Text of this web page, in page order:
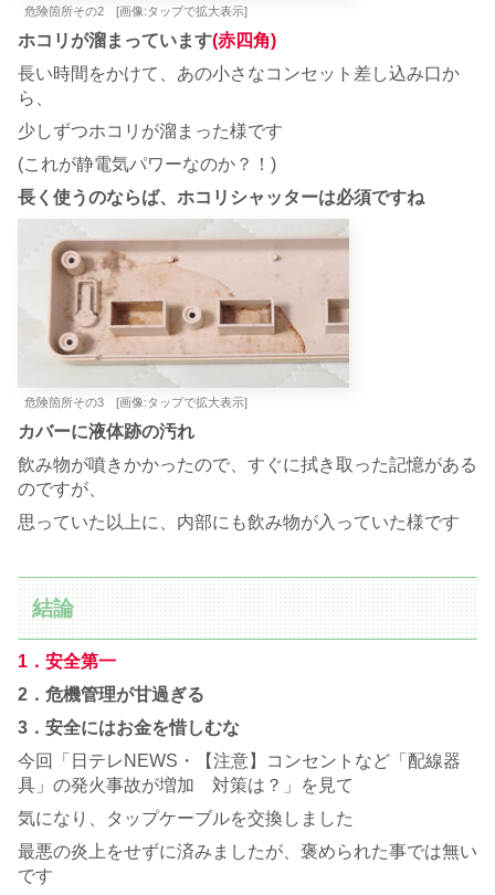
危険箇所その2 [画像:タップで拡大表示]
ホコリが溜まっています(赤四角)
長い時間をかけて、あの小さなコンセット差し込み口か
ら、
少しずつホコリが溜まった様です
(これが静電気パワーなのか？！)
長く使うのならば、ホコリシャッターは必須ですね
危険箇所その3 [画像:タップで拡大表示]
カバーに液体跡の汚れ
飲み物が噴きかかったので、すぐに拭き取った記憶がある
のですが、
思っていた以上に、内部にも飲み物が入っていた様です
結論
1． 安全第一
2．危機管理が甘過ぎる
3．安全にはお金を惜しむな
今回「日テレNEWS・【注意】コンセントなど「配線器
具」の発火事故が増加 対策は？」を見て
気になり、タップケーブルを交換しました
最悪の炎上をせずに済みましたが、褒められた事では無い
です